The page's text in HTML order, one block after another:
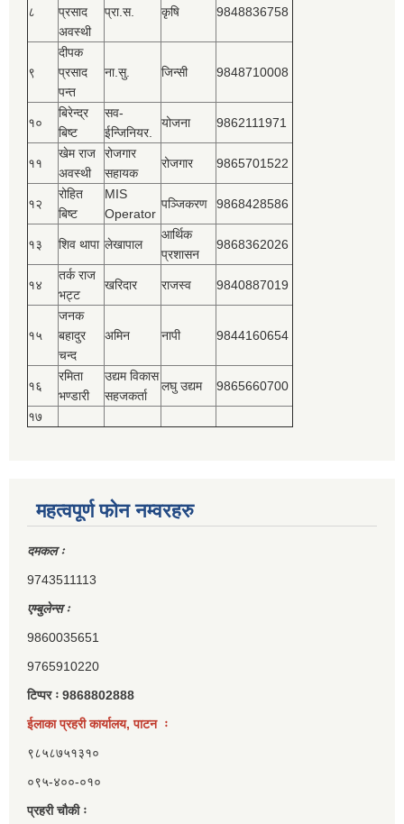
८
प्रसाद
अवस्थी
प्रा.स. कृषि 9848836758
९
दीपक
प्रसाद
पन्त
ना.सु. जिन्सी 9848710008
१०
बिरेन्द्र
बिष्‍ट
सव-
ईन्जिनियर.
योजना 9862111971
११
खेम राज
अवस्थी
रोजगार
सहायक
रोजगार 9865701522
१२
रोहित
बिष्‍ट
MIS
Operator
पञ्‍जिकरण 9868428586
१३ शिव थापा लेखापाल
आर्थिक
प्रशासन
9868362026
१४
तर्क राज
भट्ट
खरिदार राजस्‍व 9840887019
१५
जनक
बहादुर
चन्द
अमिन नापी 9844160654
१६
रमिता
भण्डारी
उद्यम विकास
सहजकर्ता
लघु उद्यम 9865660700
१७
महत्वपूर्ण फोन नम्वरहरु
दमकल ः
9743511113
एम्बुलेन्स ः
9860035651
9765910220
टिप्पर ः 9868802888
ईलाका प्रहरी कार्यालय, पाटन ः
९८५८७५१३१०
०९५-४००-०१०
प्रहरी चौकी ः